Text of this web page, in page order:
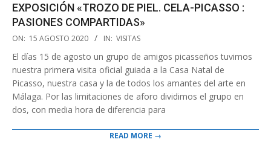
EXPOSICIÓN «TROZO DE PIEL. CELA-PICASSO :
PASIONES COMPARTIDAS»
2020-
15
ON: 15 AGOSTO 2020 IN: VISITAS
El días 15 de agosto un grupo de amigos picasseños tuvimos
nuestra primera visita oficial guiada a la Casa Natal de
Picasso, nuestra casa y la de todos los amantes del arte en
Málaga. Por las limitaciones de aforo dividimos el grupo en
dos, con media hora de diferencia para
READ MORE →